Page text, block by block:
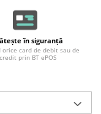
în siguranță
orice card de debit sau de
credit prin BT ePOS